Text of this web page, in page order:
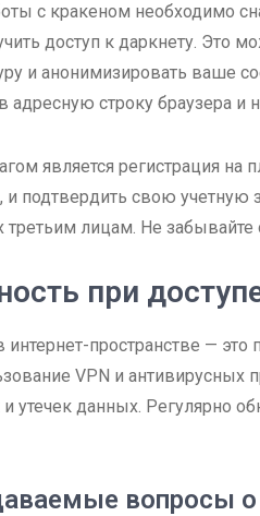
с кракеном необходимо
доступ к даркнету. Это
и анонимизировать ваше
адресную строку браузера и
является регистрация на
и подтвердить свою
третьим лицам. Не
при
интернет-пространстве —
VPN и
и утечек данных. Регулярно
вопросы о